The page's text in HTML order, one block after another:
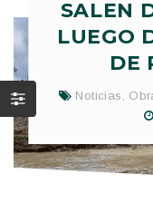
SALEN
LUEGO
DE
Noticias